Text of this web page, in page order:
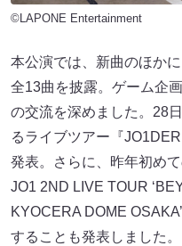
©LAPONE Entertainment
本公演では、新曲のほか
全13曲を披露。ゲーム企
の交流を深めました。28
るライブツアー『
発表。さらに、昨年初め
JO1 2ND LIVE TOUR
KYOCERA DOME
することも発表しました。